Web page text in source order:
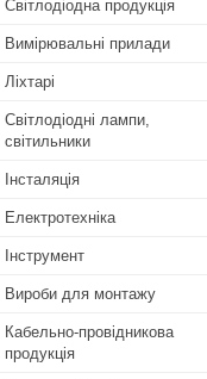
Світлодіодна продукція
Вимірювальні прилади
Ліхтарі
Світлодіодні лампи,
світильники
Інсталяція
Електротехніка
Інструмент
Вироби для монтажу
Кабельно-провідникова
продукція